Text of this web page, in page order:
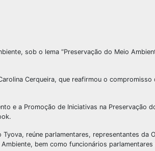
sob o lema “Preservação do Meio
Cerqueira, que reafirmou o compromisso
e a Promoção de Iniciativas na Preservação
reúne parlamentares, representantes da
bem como funcionários